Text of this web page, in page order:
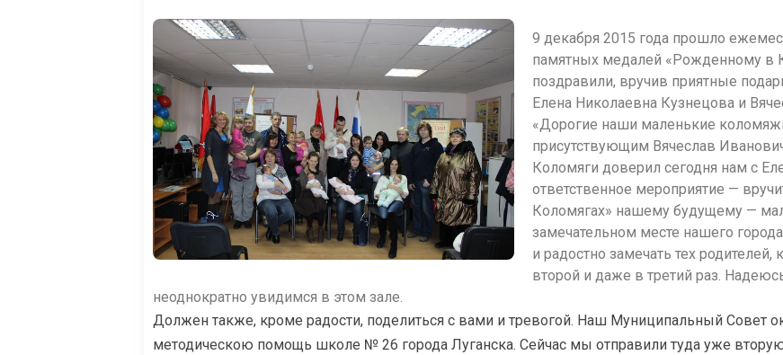
9 декабря 2015 года прошло
памятных медалей «Рожденному в
поздравили, вручив приятные
Елена Николаевна Кузнецова и
«Дорогие наши маленькие
присутствующим Вячеслав
Коломяги доверил сегодня нам с
ответственное мероприятие —
Коломягах» нашему будущему —
замечательном месте нашего
и радостно замечать тех
второй и даже в третий раз.
неоднократно увидимся в этом зале.
Должен также, кроме радости, поделиться с вами и тревогой. Наш Муниципальный Совет
методическою помощь школе № 26 города Луганска. Сейчас мы отправили туда уже